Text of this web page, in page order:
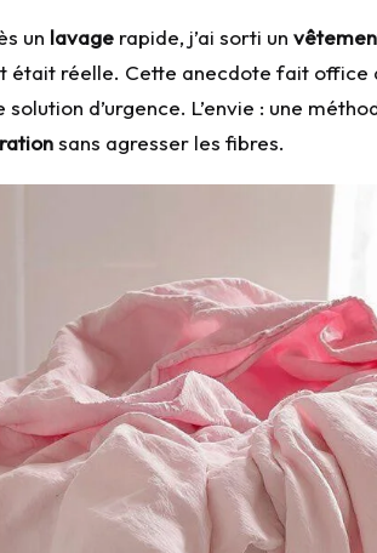
un lavage rapide, j’ai sorti un
était réelle. Cette anecdote fait office
solution d’urgence. L’envie : une
sans agresser les fibres.